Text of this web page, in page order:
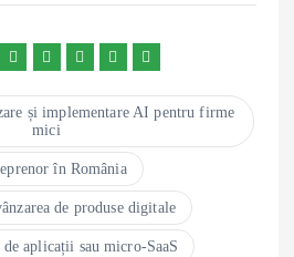
și implementare AI pentru firme
mici
în România
de produse digitale
aplicații sau micro-SaaS